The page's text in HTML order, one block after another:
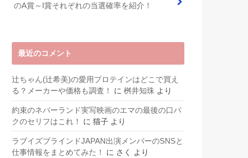
のA賞～I賞それぞれの当選確率を紹介！
最近のコメント
辻ちゃん(辻希美)の愛用プロテインはどこで買え
る？メーカーや価格も調査！
に 桝井知珠 より
約束のネバーランド実写映画のエマの最後の口パ
クのセリフはこれ！
に 猫子 より
ラブイズブラインドJAPAN出演メンバーのSNSと
仕事情報をまとめてみた！
に さく より